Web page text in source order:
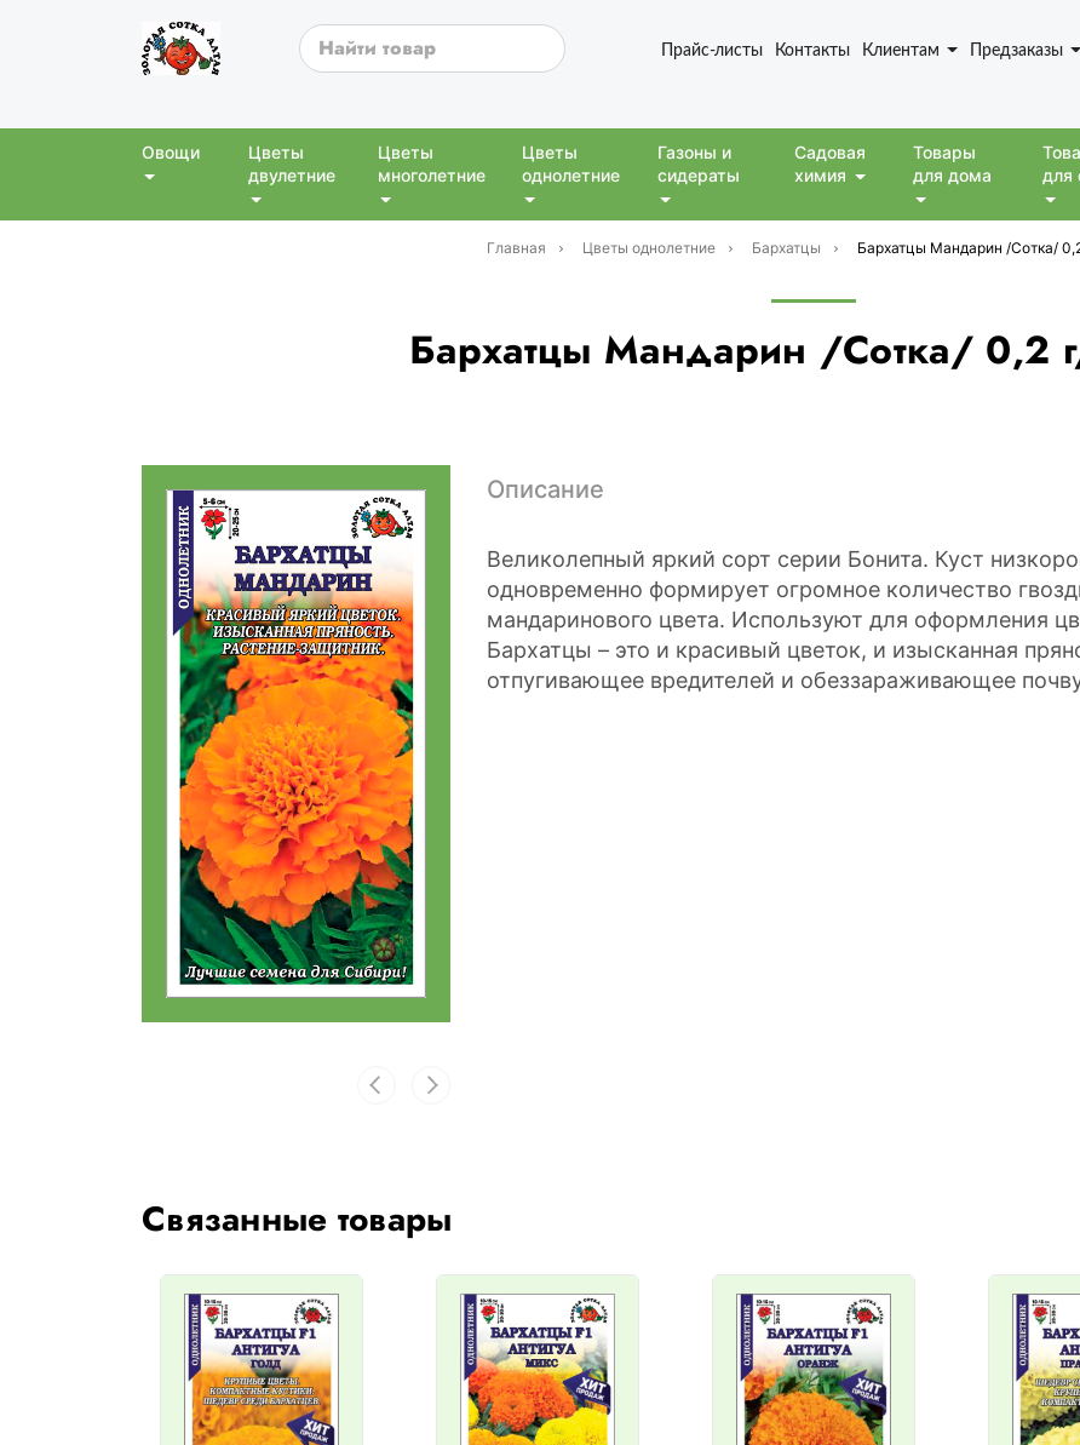
Прайс-листы Контакты Клиентам Предзаказы
Овощи
Цветы
двулетние
Цветы
многолетние
Цветы
однолетние
Газоны и
сидераты
Садовая
химия
Товары
для дома
для
Главная Цветы однолетние Бархатцы Бархатцы Мандарин /Сотка/
Бархатцы Мандарин /Сотка/ 0,2
Описание
Великолепный яркий сорт серии Бонита. Куст
одновременно формирует огромное количество
мандаринового цвета. Используют для оформления
Бархатцы – это и красивый цветок, и изысканная
отпугивающее вредителей и обеззараживающее
Связанные товары